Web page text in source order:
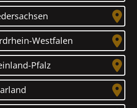
Westfalen
Pfalz